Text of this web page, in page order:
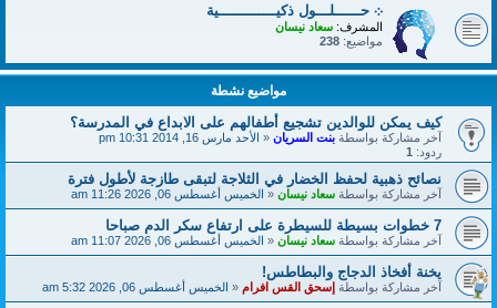
܀ حــــــلـــول ذكيـــــــــــــية
المشرف: سعاد نيسان
مواضيع: 238
مواضيع نشطة
كيف يمكن للوالدين تشجيع أطفالهم على الابداع في المدرسة؟
آخر مشاركة بواسطة بنت السريان « الأحد مارس 16, 2014 10:31 pm
ردود: 1
نصائح ذهبية لحفظ الخضار في الثلاجة لتبقى طازجة لأطول فترة
آخر مشاركة بواسطة سعاد نيسان « الخميس أغسطس 06, 2026 11:26 am
7 خطوات بسيطة للسيطرة على ارتفاع سكر الدم صباحا
آخر مشاركة بواسطة سعاد نيسان « الخميس أغسطس 06, 2026 11:07 am
يخنة أفخاذ الدجاج والبطاطس!
آخر مشاركة بواسطة إسحق القس افرام « الخميس أغسطس 06, 2026 5:32 am